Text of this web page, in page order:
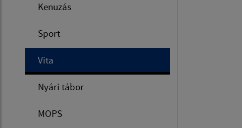
Kenuzás
Sport
Vita
Nyári tábor
MOPS